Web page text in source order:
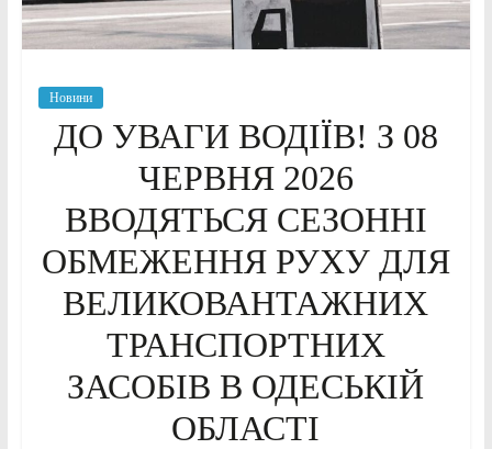
Новини
ДО УВАГИ ВОДІЇВ! З 08
ЧЕРВНЯ 2026
ВВОДЯТЬСЯ СЕЗОННІ
ОБМЕЖЕННЯ РУХУ ДЛЯ
ВЕЛИКОВАНТАЖНИХ
ТРАНСПОРТНИХ
ЗАСОБІВ В ОДЕСЬКІЙ
ОБЛАСТІ